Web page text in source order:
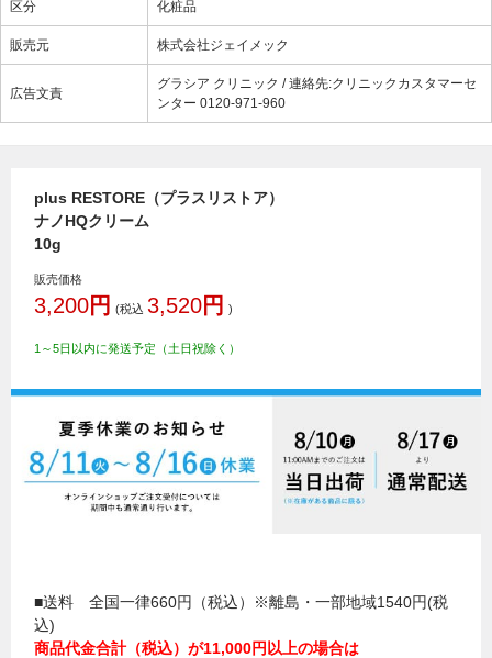
区分 化粧品
販売元 株式会社ジェイメック
広告文責
グラシア クリニック / 連絡先:クリニックカスタマーセ
ンター 0120-971-960
plus RESTORE（プラスリストア）
ナノHQクリーム
10g
販売価格
3,200円 (税込3,520円 )
1～5日以内に発送予定（土日祝除く）
■送料 全国一律660円（税込）※離島・一部地域1540円(税
込)
商品代金合計（税込）が11,000円以上の場合は